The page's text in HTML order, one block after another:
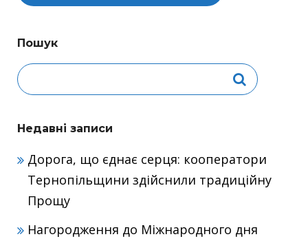
Пошук
Недавні записи
Дорога, що єднає серця: кооператори
Тернопільщини здійснили традиційну
Прощу
Нагородження до Міжнародного дня